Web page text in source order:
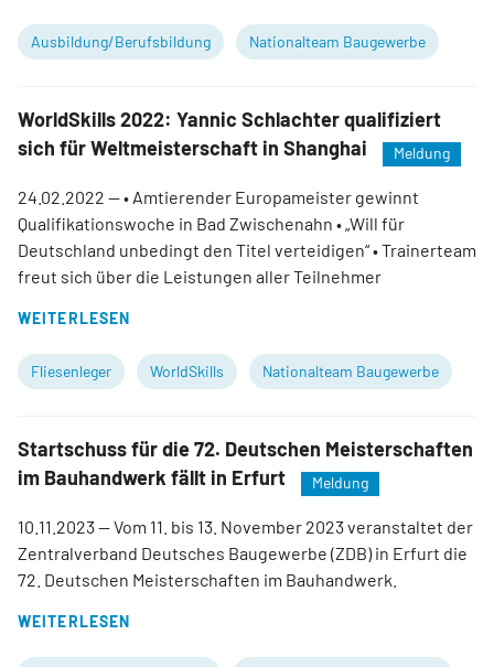
Ausbildung/Berufsbildung Nationalteam Baugewerbe
WorldSkills 2022: Yannic Schlachter qualifiziert
sich für Weltmeisterschaft in Shanghai
Meldung
24.02.2022 — • Amtierender Europameister gewinnt
Qualifikationswoche in Bad Zwischenahn • „Will für
Deutschland unbedingt den Titel verteidigen“ • Trainerteam
freut sich über die Leistungen aller Teilnehmer
WEITERLESEN
Fliesenleger WorldSkills Nationalteam Baugewerbe
Startschuss für die 72. Deutschen Meisterschaften
im Bauhandwerk fällt in Erfurt
Meldung
10.11.2023— Vom 11. bis 13. November 2023 veranstaltet der
Zentralverband Deutsches Baugewerbe (ZDB) in Erfurt die
72. Deutschen Meisterschaften im Bauhandwerk.
WEITERLESEN